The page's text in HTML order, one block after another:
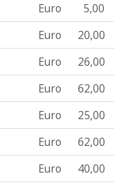
Euro
5,00
Euro
20,00
Euro
26,00
Euro
62,00
Euro
25,00
Euro
62,00
Euro
40,00